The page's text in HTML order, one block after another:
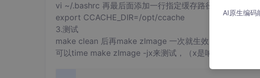
vi ~/.bashrc 再最后面添加一行指定缓存路径
export CCACHE_DIR=/opt/ccache
3.测试
make clean 后再make zImage 一次就生效，一般会加速
可以time make zImage -jx来测试，（x是响应的内核数）
AI原生编码